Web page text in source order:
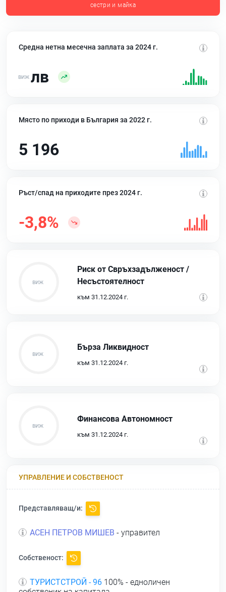
сестри и майка
Средна нетна месечна заплата за 2024 г.
лв
Място по приходи в България за 2022 г.
5 196
Ръст/спад на приходите през 2024 г.
-3,8%
Риск от Свръхзадълженост /
Несъстоятелност
към 31.12.2024 г.
Бърза Ликвидност
към 31.12.2024 г.
Финансова Автономност
към 31.12.2024 г.
УПРАВЛЕНИЕ И СОБСТВЕНОСТ
Представляващ/и:
АСЕН ПЕТРОВ МИШЕВ - управител
Собственост:
ТУРИСТСТРОЙ - 96 100% - едноличен